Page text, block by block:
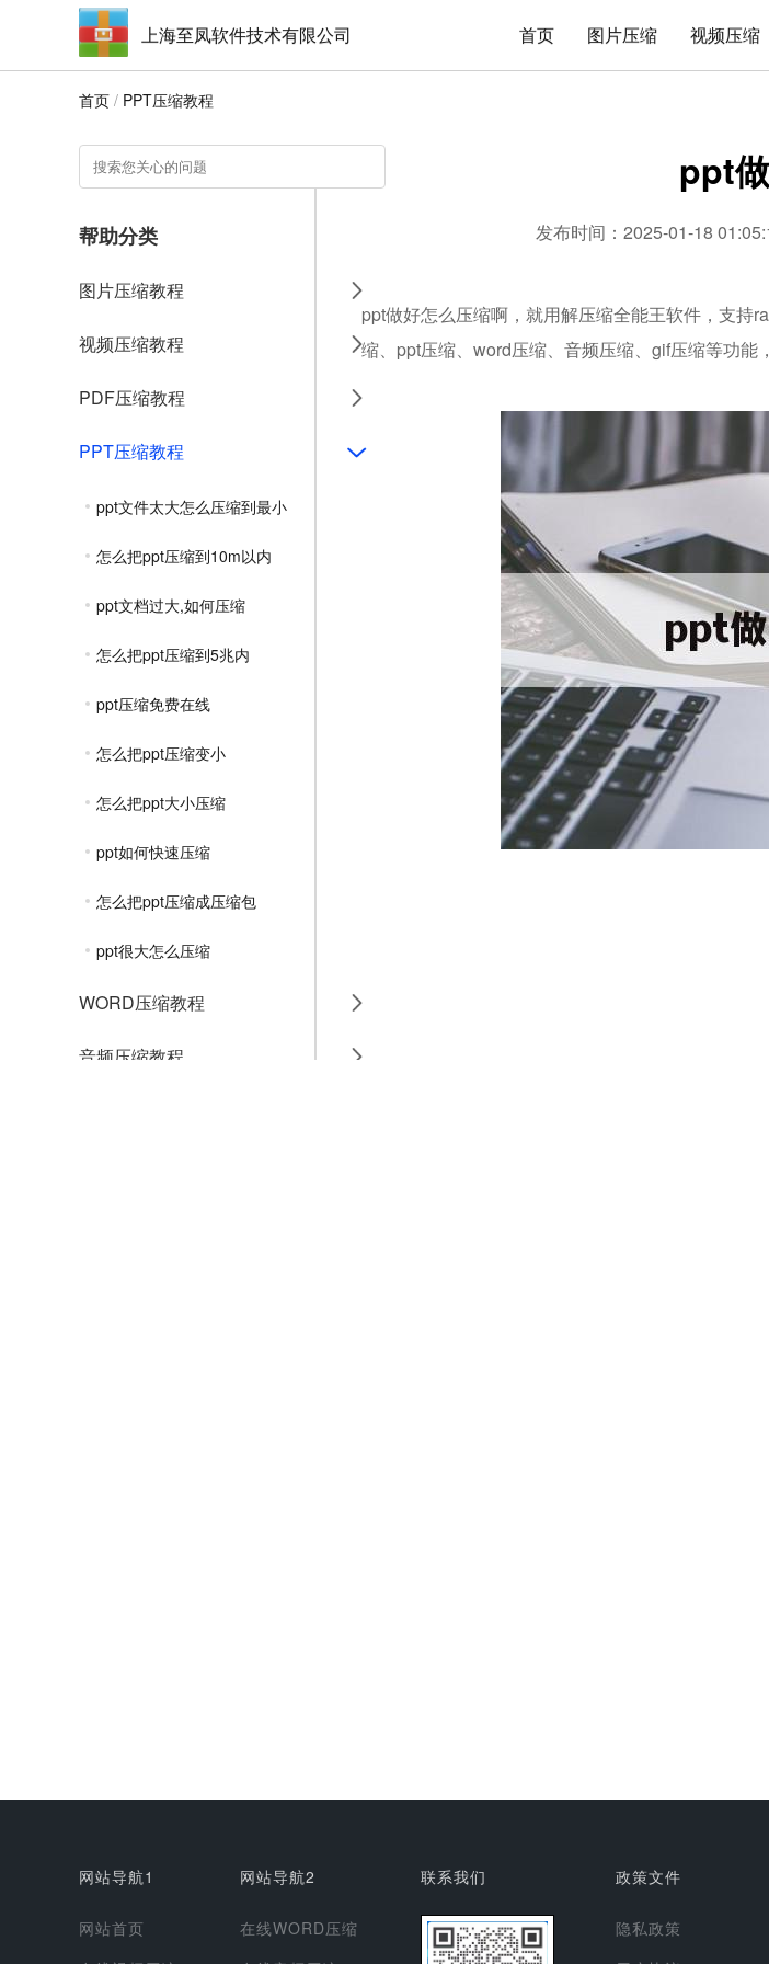
上海至凤软件技术有限公司 首页 图片压缩 视频压缩
首页 / PPT压缩教程
帮助分类
图片压缩教程
视频压缩教程
PDF压缩教程
PPT压缩教程
ppt文件太大怎么压缩到最小
怎么把ppt压缩到10m以内
ppt文档过大,如何压缩
怎么把ppt压缩到5兆内
ppt压缩免费在线
怎么把ppt压缩变小
怎么把ppt大小压缩
ppt如何快速压缩
怎么把ppt压缩成压缩包
ppt很大怎么压缩
WORD压缩教程
音频压缩教程
ppt
发布时间：2025-01-18
ppt做好怎么压缩啊，就用解压缩全能王软件，支持
缩、ppt压缩、word压缩、音频压缩、gif压缩等功能
网站导航1
网站首页
网站导航2
在线WORD压缩
联系我们 政策文件
隐私政策